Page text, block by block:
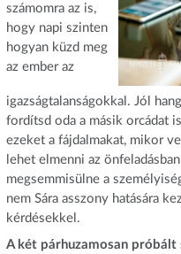
számomra az is,
hogy napi szinten
hogyan küzd meg
az ember az
igazságtalanságokkal. Jól
fordítsd oda a másik orcádat
ezeket a fájdalmakat, mikor
lehet elmenni az
megsemmisülne a
nem Sára asszony hatására
kérdésekkel.
A két párhuzamosan próbált